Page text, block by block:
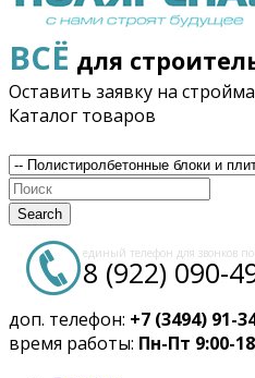
ВСЁ для
Оставить заявку на
Каталог товаров
Search
единый телефон для звонков по
8 (922) 090-
доп. телефон: +7 (3494) 91-
время работы: Пн-Пт 9:00-